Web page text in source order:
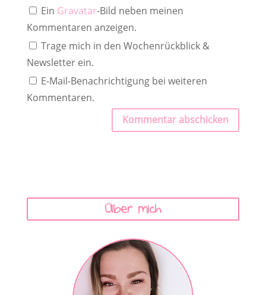
Ein Gravatar-Bild neben meinen
Kommentaren anzeigen.
Trage mich in den Wochenrückblick &
Newsletter ein.
E-Mail-Benachrichtigung bei weiteren
Kommentaren.
Kommentar abschicken
Über mich